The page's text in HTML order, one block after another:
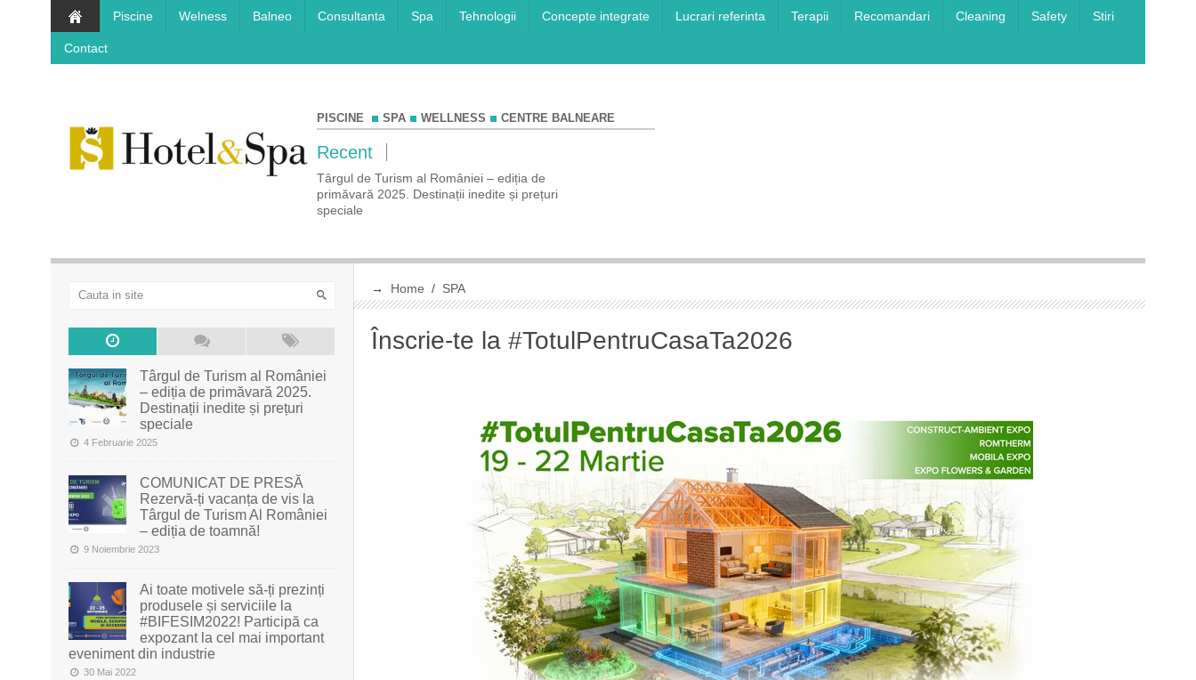
Piscine Welness Balneo Consultanta Spa Tehnologii Concepte integrate Lucrari referinta Terapii Recomandari Cleaning Safety Stiri
Contact
PISCINE SPA WELLNESS CENTRE BALNEARE
Recent
COMUNICAT DE PRESĂ Rezervă-ți vacanța
Târgul de Turism al României – ediția de
primăvară 2025. Destinații inedite și prețuri
speciale
→ Home / SPA
Înscrie-te la #TotulPentruCasaTa2026
Târgul de Turism al României
– ediția de primăvară 2025.
Destinații inedite și prețuri
speciale
4 Februarie 2025
COMUNICAT DE PRESĂ
Rezervă-ți vacanța de vis la
Târgul de Turism Al României
– ediția de toamnă!
9 Noiembrie 2023
Ai toate motivele să-ți prezinți
produsele și serviciile la
#BIFESIM2022! Participă ca
expozant la cel mai important
eveniment din industrie
30 Mai 2022